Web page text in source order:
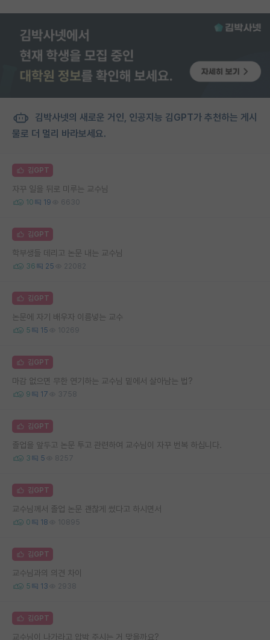
김박사넷의 새로운 거인, 인공지능 김GPT가 추천하는 게시
물로 더 멀리 바라보세요.
김GPT
자꾸 일을 뒤로 미루는 교수님
10 19 6630
김GPT
학부생들 데리고 논문 내는 교수님
36 25 22082
김GPT
논문에 자기 배우자 이름넣는 교수
5 15 10269
김GPT
마감 없으면 무한 연기하는 교수님 밑에서 살아남는 법?
9 17 3758
김GPT
졸업을 앞두고 논문 투고 관련하여 교수님이 자꾸 번복 하십니다.
3 5 8257
김GPT
교수님께서 졸업 논문 괜찮게 썼다고 하시면서
0 18 10895
김GPT
교수님과의 의견 차이
5 13 2938
김GPT
교수님이 나가라고 압박 주시는 거 맞을까요?